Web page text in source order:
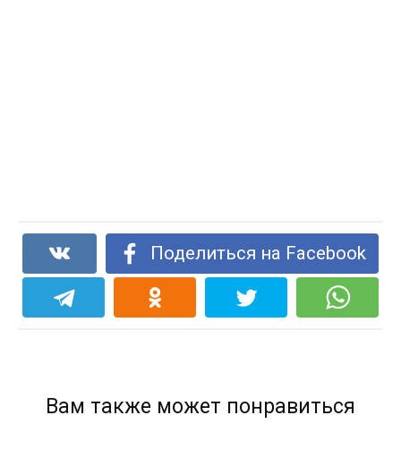
Поделиться на Facebook
Вам также может понравиться